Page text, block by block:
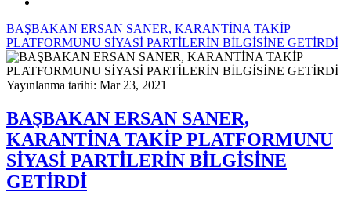
BAŞBAKAN ERSAN SANER, KARANTİNA TAKİP
PLATFORMUNU SİYASİ PARTİLERİN BİLGİSİNE GETİRDİ
Yayınlanma tarihi: Mar 23, 2021
BAŞBAKAN ERSAN SANER,
KARANTİNA TAKİP PLATFORMUNU
SİYASİ PARTİLERİN BİLGİSİNE
GETİRDİ